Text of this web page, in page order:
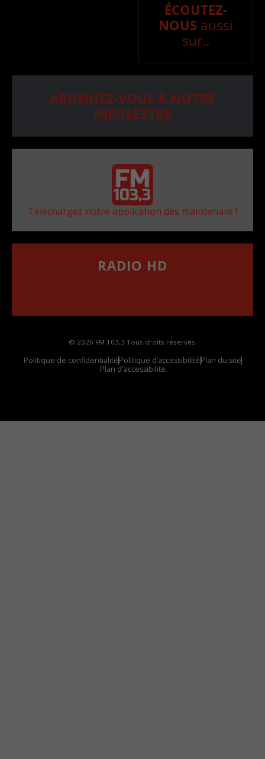
ÉCOUTEZ-
NOUS aussi
sur..
ABONNEZ-VOUS À NOTRE
INFOLETTRE
Téléchargez notre application dès maintenant !
RADIO HD
© 2026 FM 103,3 Tous droits réservés.
Politique de confidentialitéPolitique d’accessibilitéPlan du site
Plan d'accessibilite